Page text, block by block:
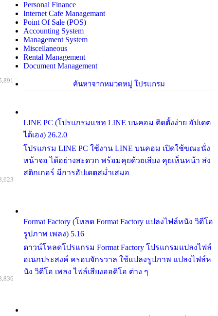
Personal Finance
Internet Cafe Managemant
Point Of Sale (POS)
Accounting System
Management System
Miscellaneous
Rental Management
Document Management
ค้นหาจากหมวดหมู่ โปรแกรม
LINE PC (โปรแกรมแชท LINE บนคอม ติดตั้งง่าย อัปเดต
ได้เอง) 26.2.0
โปรแกรม LINE PC ใช้งาน LINE บนคอม เปิดใช้ขณะนั่ง
หน้าจอ ได้อย่างสะดวก พร้อมคุยด้วยเสียง คุยเห็นหน้า ส่ง
สติกเกอร์ มีการอัปเดตสม่ำเสมอ
Format Factory (โหลด Format Factory แปลงไฟล์หนัง วิดีโอ
รูปภาพ เพลง) 5.16
ดาวน์โหลดโปรแกรม Format Factory โปรแกรมแปลงไฟล์
อเนกประสงค์ ครอบจักรวาล ใช้แปลงรูปภาพ แปลงไฟล์ห
นัง วิดีโอ เพลง ไฟล์เสียงออดิโอ ต่าง ๆ